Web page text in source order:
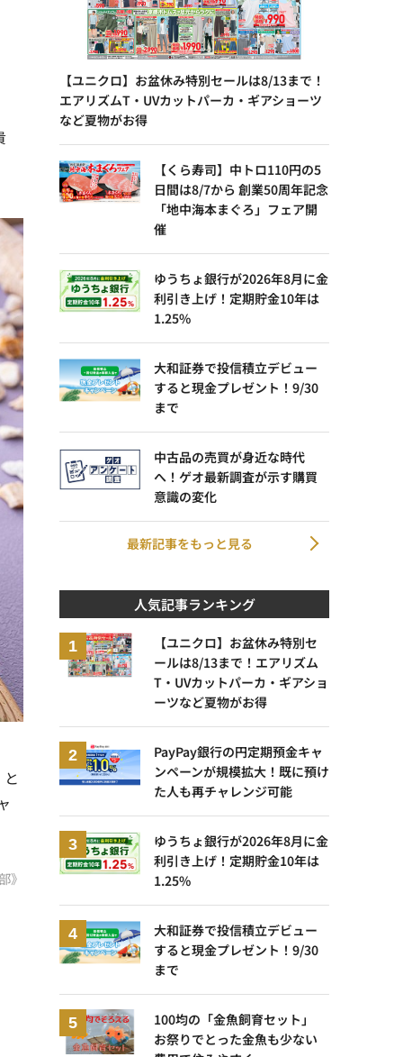
》
【ユニクロ】お盆休み特別セールは8/13まで！
エアリズムT・UVカットパーカ・ギアショーツ
など夏物がお得
【くら寿司】中トロ110円の5
日間は8/7から 創業50周年記念
「地中海本まぐろ」フェア開
催
ゆうちょ銀行が2026年8月に金
利引き上げ！定期貯金10年は
1.25%
大和証券で投信積立デビュー
すると現金プレゼント！9/30
まで
中古品の売買が身近な時代
へ！ゲオ最新調査が示す購買
意識の変化
最新記事をもっと見る
人気記事ランキング
【ユニクロ】お盆休み特別セ
ールは8/13まで！エアリズム
T・UVカットパーカ・ギアショ
ーツなど夏物がお得
PayPay銀行の円定期預金キャ
ンペーンが規模拡大！既に預け
た人も再チャレンジ可能
ゆうちょ銀行が2026年8月に金
利引き上げ！定期貯金10年は
1.25%
大和証券で投信積立デビュー
すると現金プレゼント！9/30
まで
100均の「金魚飼育セット」
お祭りでとった金魚も少ない